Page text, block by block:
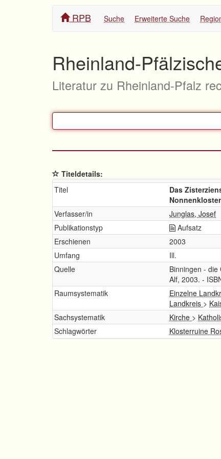
RPB Suche Erweiterte Suche
Rheinland-
Literatur zu Rheinland-Pfalz
Titeldetails:
Titel
Das
Verfasser/in
Junglas, Josef
Publikationstyp
Aufsatz
Erschienen
2003
Umfang
Ill.
Quelle
Binningen -
Alf, 2003. -
Raumsystematik
Einzelne
Landkreis >
Sachsystematik
Kirche >
Schlagwörter
Klosterruine